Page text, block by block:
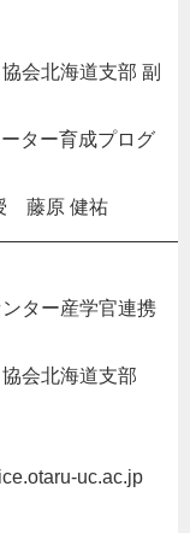
会北海道支部 副
ター育成プログ
藤原 健祐
ター産学官連携
会北海道支部
uc.ac.jp